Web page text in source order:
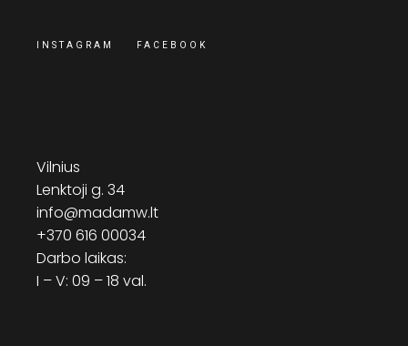
INSTAGRAM FACEBOOK
Vilnius
Lenktoji g. 34
info@madamw.lt
+370 616 00034
Darbo laikas:
I – V: 09 – 18 val.